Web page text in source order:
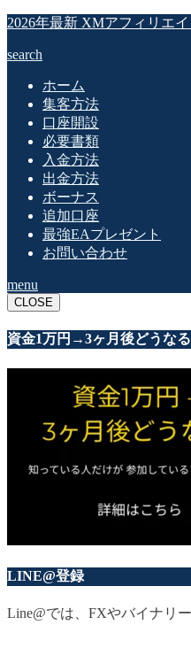
2026年最新 XMアフィリエ
search
ホーム
集客方法
口座開設
必要書類
入金方法
出金方法
ボーナス
追加口座
最強EAプレゼント
お問い合わせ
menu
CLOSE
資金1万円→3ヶ月後どうなる
LINE@登録
Line@では、FXやバイナリ